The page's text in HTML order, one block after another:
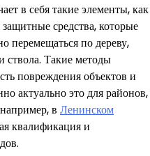
в себя такие элементы, как
средства, которые
перемещаться по дереву,
ствола. Такие методы
повреждения объектов и
актуально это для районов,
в Ленинском
квалификация и